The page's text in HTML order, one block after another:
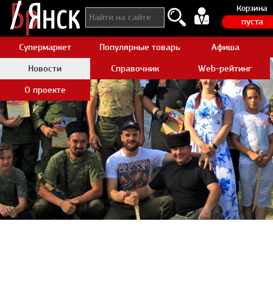
Корзина
пуста
Супермаркет Популярные товары AliexpressАфиша
Новости
Справочник
Web-рейтинг
О проекте